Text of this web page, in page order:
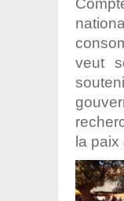
veut
la